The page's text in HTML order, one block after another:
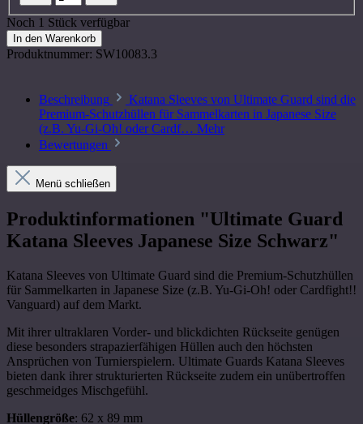
Noch 1 Stück verfügbar
In den Warenkorb
Produktnummer: SW10083.3
Beschreibung
Katana Sleeves von Ultimate Guard sind die
Premium-Schutzhüllen für Sammelkarten in Japanese Size
(z.B. Yu-Gi-Oh! oder Cardf… Mehr
Bewertungen
Menü schließen
Produktinformationen "Ultimate Guard
Katana Sleeves Japanese Size Schwarz"
Katana Sleeves von Ultimate Guard sind die Premium-Schutzhüllen
für Sammelkarten in Japanese Size (z.B. Yu-Gi-Oh! oder Cardfight!!
Vanguard) auf dem Markt.
Mit ihrer ultraklaren Vorder- und blickdichten Rückseite genügen
diese besonders strapazierfähigen Hüllen auch den höchsten
Ansprüchen von Turnierspielern. Ultimate Guards Katana Sleeves
bieten dank ihrer strukturierten Rückseite zudem ein unübertroffen
geschmeidges Mischgefühl.
Hüllengröße: 62 x 89 mm